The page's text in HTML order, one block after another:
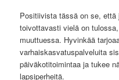
Positiivista tässä on se,
toivottavasti vielä on
muuttuessa. Hyvinkää
varhaiskasvatuspalveluita
päiväkotitoimintaa ja tukee
lapsiperheitä.